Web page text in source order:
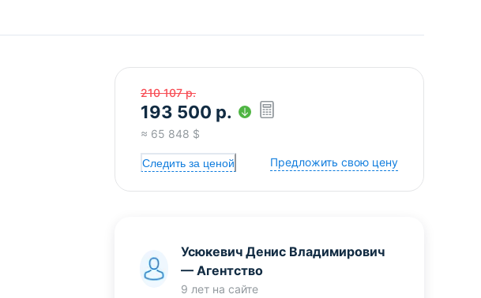
210 107 р.
193 500 р.
≈ 65 848 $
Следить за ценой Предложить свою цену
Усюкевич Денис Владимирович
—Агентство
9 лет на сайте